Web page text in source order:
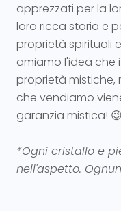
apprezzati per la
loro ricca storia e
proprietà spirituali
amiamo l'idea che
proprietà mistiche,
che vendiamo
garanzia mistica! 😉
*Ogni cristallo e
nell'aspetto.